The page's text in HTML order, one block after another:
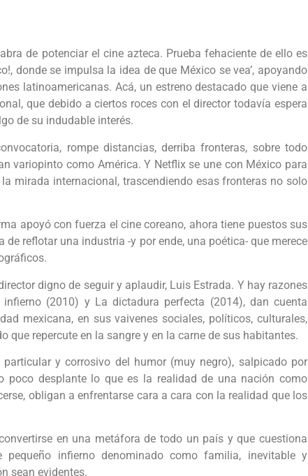
de potenciar el cine azteca. Prueba fehaciente de ello es
donde se impulsa la idea de que México se vea’, apoyando
latinoamericanas. Acá, un estreno destacado que viene a
que debido a ciertos roces con el director todavía espera
de su indudable interés.
rompe distancias, derriba fronteras, sobre todo
variopinto como América. Y Netflix se une con México para
mirada internacional, trascendiendo esas fronteras no solo
apoyó con fuerza el cine coreano, ahora tiene puestos sus
reflotar una industria -y por ende, una poética- que merece
digno de seguir y aplaudir, Luis Estrada. Y hay razones
(2010) y La dictadura perfecta (2014), dan cuenta
mexicana, en sus vaivenes sociales, políticos, culturales,
que repercute en la sangre y en la carne de sus habitantes.
y corrosivo del humor (muy negro), salpicado por
poco desplante lo que es la realidad de una nación como
obligan a enfrentarse cara a cara con la realidad que los
en una metáfora de todo un país y que cuestiona
infierno denominado como familia, inevitable y
sean evidentes.